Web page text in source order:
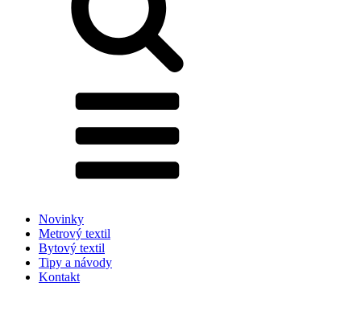
Novinky
Metrový textil
Bytový textil
Tipy a návody
Kontakt